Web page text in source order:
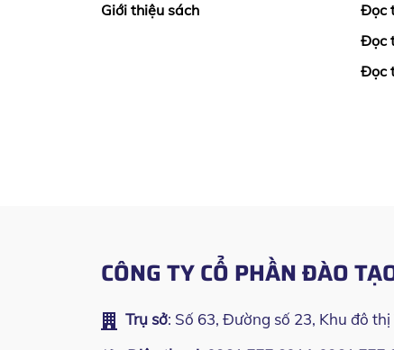
Giới thiệu sách
Đọc
Đọc
Đọc
CÔNG TY CỔ PHẦN ĐÀO
Trụ sở: Số 63, Đường số 23, Khu đô